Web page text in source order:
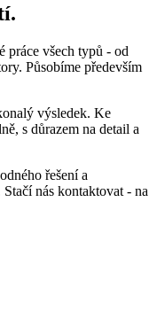
práce všech typů - od
Působíme především
výsledek. Ke
s důrazem na detail a
řešení a
nás kontaktovat - na